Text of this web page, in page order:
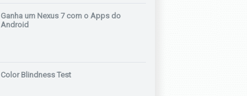
Ganha um Nexus 7 com o Apps do
Android
Color Blindness Test